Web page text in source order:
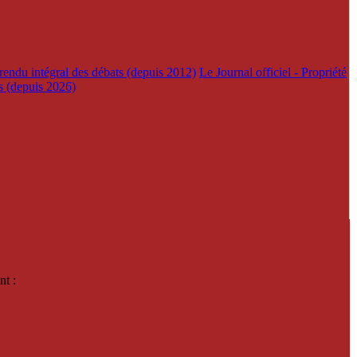
intégral des débats (depuis 2012) Le Journal officiel - Propriété
(depuis 2026)
: